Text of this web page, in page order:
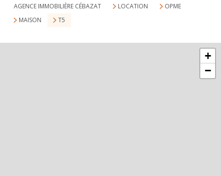
AGENCE IMMOBILIÈRE CÉBAZAT LOCATION
OPME
MAISON
T5
+
−